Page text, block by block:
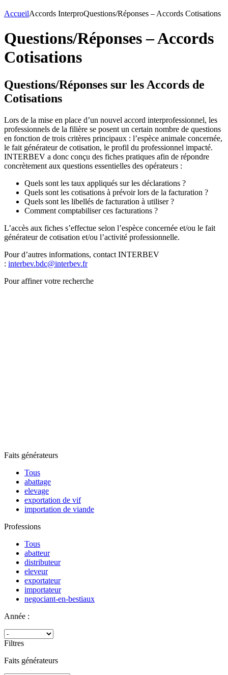
AccueilAccords InterproQuestions/Réponses – Accords Cotisations
Questions/Réponses – Accords
Cotisations
Questions/Réponses sur les Accords de
Cotisations
Lors de la mise en place d’un nouvel accord interprofessionnel, les
professionnels de la filière se posent un certain nombre de questions
en fonction de trois critères principaux : l’espèce animale concernée,
le fait générateur de cotisation, le profil du professionnel impacté.
INTERBEV a donc conçu des fiches pratiques afin de répondre
concrètement aux questions essentielles des opérateurs :
Quels sont les taux appliqués sur les déclarations ?
Quels sont les cotisations à prévoir lors de la facturation ?
Quels sont les libellés de facturation à utiliser ?
Comment comptabiliser ces facturations ?
L’accès aux fiches s’effectue selon l’espèce concernée et/ou le fait
générateur de cotisation et/ou l’activité professionnelle.
Pour d’autres informations, contact INTERBEV
: interbev.bdc@interbev.fr
Pour affiner votre recherche
Faits générateurs
Tous
abattage
elevage
exportation de vif
importation de viande
Professions
Tous
abatteur
distributeur
eleveur
exportateur
importateur
negociant-en-bestiaux
Année :
Filtres
Faits générateurs